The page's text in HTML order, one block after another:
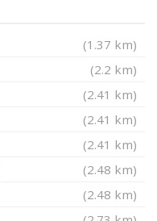
(1.37 km)
(2.2 km)
(2.41 km)
(2.41 km)
(2.41 km)
(2.48 km)
(2.48 km)